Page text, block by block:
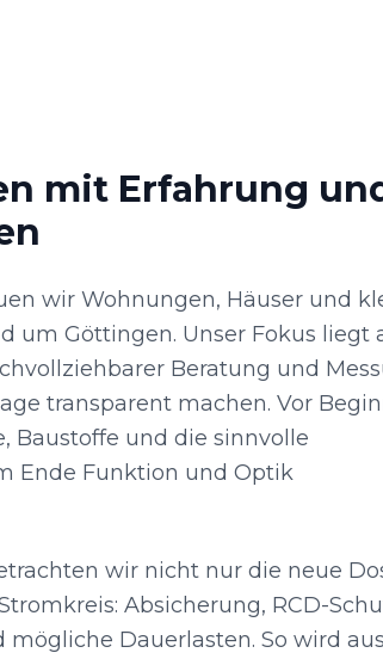
mit Erfahrung
wir Wohnungen, Häuser und
um Göttingen. Unser Fokus liegt
Beratung und
transparent machen. Vor
Baustoffe und die sinnvolle
Ende Funktion und Optik
wir nicht nur die neue
Absicherung, RCD-
Dauerlasten. So wird